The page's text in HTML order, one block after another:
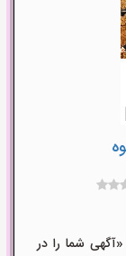
شما را در